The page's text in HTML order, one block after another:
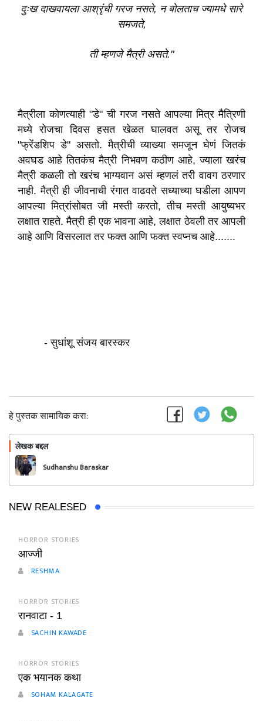
दुःख दाखवायला आश्रृंची गरज नसते, न बोलताच ज्यामधे सारे
समजते,
ती म्हणजे मैत्री असते."
मैत्रीला कोणत्याही "डे" ची गरज नसते आपल्या मित्र मैत्रिणी
मध्ये रोजचा दिवस हसत खेळत घालवत असू तर रोजच
"फ्रेंडशिप डे" असतो. मैत्रीची व्याख्या समजून घेणं जितकं
अवघड आहे तितकंच मैत्री निभवण कठीण आहे, ज्याला खरंच
मैत्री कळली तो खरंच भाग्यवान असं म्हणलं तरी वावग ठरणार
नाही. मैत्री ही जीवनाची रंगात वाढवते सध्याच्या घडीला आपण
आपल्या मित्रांसोबत जी मस्ती करतो, तीच मस्ती आयुष्यभर
लक्षात राहते. मैत्री ही एक भावना आहे, लक्षात ठेवली तर आपली
आहे आणि विसरलात तर फक्त आणि फक्त स्वप्नच आहे.......
- सुधांशू संजय बारस्कर
हे पुस्तक सामायिक करा:
लेखक बद्दल
Sudhanshu Baraskar
NEW REALESED
HORROR STORIES
आज्जी
RESHMA
HORROR STORIES
रानवाटा - 1
SACHIN KAWADE
HORROR STORIES
एक भयानक कथा
SOHAM KALAGATE